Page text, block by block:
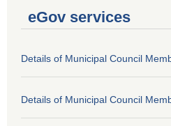
eGov services
Details of Municipal Council
Details of Municipal Council